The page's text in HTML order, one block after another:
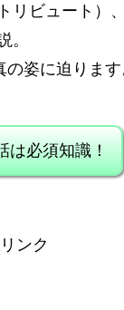
リビュート）
。
姿に迫ります
は必須知識！
ンク